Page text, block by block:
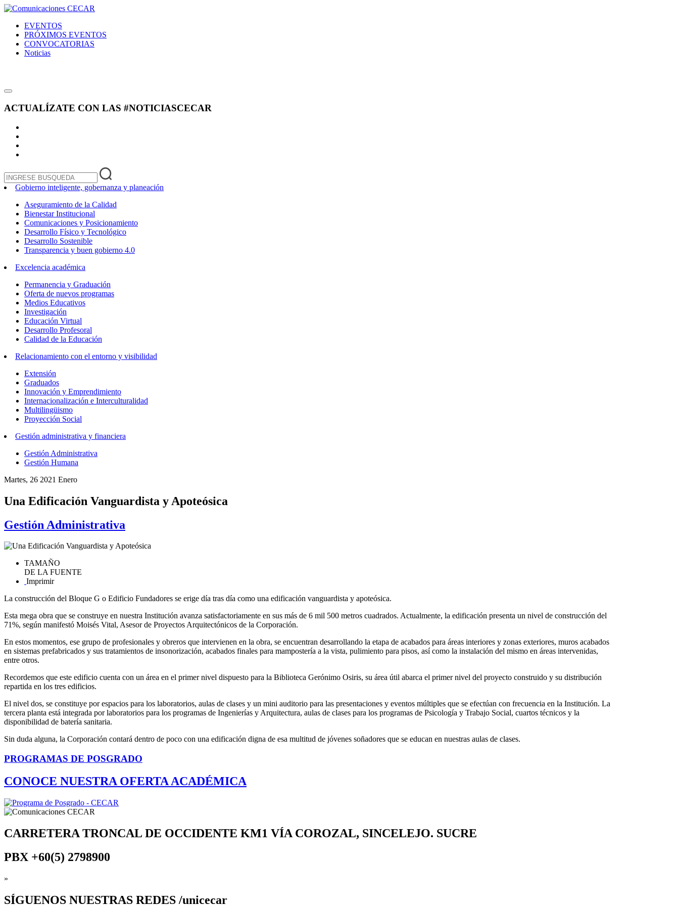
EVENTOS
PRÓXIMOS EVENTOS
CONVOCATORIAS
Noticias
ACTUALÍZATE CON LAS #NOTICIASCECAR
Gobierno inteligente, gobernanza y planeación
Aseguramiento de la Calidad
Bienestar Institucional
Comunicaciones y Posicionamiento
Desarrollo Físico y Tecnológico
Desarrollo Sostenible
Transparencia y buen gobierno 4.0
Excelencia académica
Permanencia y Graduación
Oferta de nuevos programas
Medios Educativos
Investigación
Educación Virtual
Desarrollo Profesoral
Calidad de la Educación
Relacionamiento con el entorno y visibilidad
Extensión
Graduados
Innovación y Emprendimiento
Internacionalización e Interculturalidad
Multilingüismo
Proyección Social
Gestión administrativa y financiera
Gestión Administrativa
Gestión Humana
Martes, 26 2021 Enero
Una Edificación Vanguardista y Apoteósica
Gestión Administrativa
TAMAÑO
DE LA FUENTE
Imprimir
La construcción del Bloque G o Edificio Fundadores se erige día tras día como una edificación vanguardista y apoteósica.
Esta mega obra que se construye en nuestra Institución avanza satisfactoriamente en sus más de 6 mil 500 metros cuadrados. Actualmente, la edificación presenta un nivel de construcción del
71%, según manifestó Moisés Vital, Asesor de Proyectos Arquitectónicos de la Corporación.
En estos momentos, ese grupo de profesionales y obreros que intervienen en la obra, se encuentran desarrollando la etapa de acabados para áreas interiores y zonas exteriores, muros acabados
en sistemas prefabricados y sus tratamientos de insonorización, acabados finales para mampostería a la vista, pulimiento para pisos, así como la instalación del mismo en áreas intervenidas,
entre otros.
Recordemos que este edificio cuenta con un área en el primer nivel dispuesto para la Biblioteca Gerónimo Osiris, su área útil abarca el primer nivel del proyecto construido y su distribución
repartida en los tres edificios.
El nivel dos, se constituye por espacios para los laboratorios, aulas de clases y un mini auditorio para las presentaciones y eventos múltiples que se efectúan con frecuencia en la Institución. La
tercera planta está integrada por laboratorios para los programas de Ingenierías y Arquitectura, aulas de clases para los programas de Psicología y Trabajo Social, cuartos técnicos y la
disponibilidad de batería sanitaria.
Sin duda alguna, la Corporación contará dentro de poco con una edificación digna de esa multitud de jóvenes soñadores que se educan en nuestras aulas de clases.
PROGRAMAS DE POSGRADO
CONOCE NUESTRA OFERTA ACADÉMICA
CARRETERA TRONCAL DE OCCIDENTE KM1 VÍA COROZAL, SINCELEJO. SUCRE
PBX +60(5) 2798900
»
SÍGUENOS NUESTRAS REDES /unicecar